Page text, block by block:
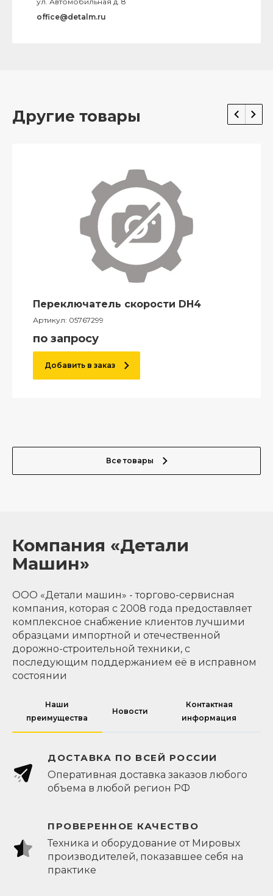
office@detalm.ru
Другие товары
Переключатель скорости DH4
Артикул: 05767299
по запросу
Добавить в заказ
Все товары
Компания «Детали
Машин»
ООО «Детали машин» - торгово-сервисная
компания, которая с 2008 года предоставляет
комплексное снабжение клиентов лучшими
образцами импортной и отечественной
дорожно-строительной техники, с
последующим поддержанием её в исправном
состоянии
Наши
преимущества
Новости
Контактная
информация
ДОСТАВКА ПО ВСЕЙ РОССИИ
Оперативная доставка заказов любого
объема в любой регион РФ
ПРОВЕРЕННОЕ КАЧЕСТВО
Техника и оборудование от Мировых
производителей, показавшее себя на
практике